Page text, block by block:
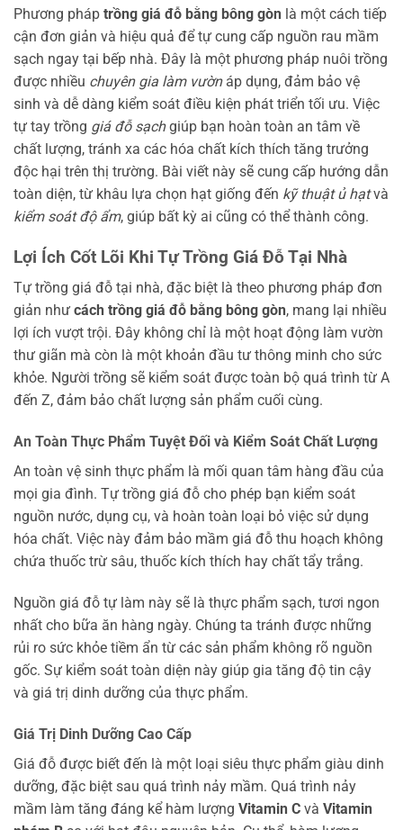
Phương pháp trồng giá đỗ bằng bông gòn là một cách tiếp
cận đơn giản và hiệu quả để tự cung cấp nguồn rau mầm
sạch ngay tại bếp nhà. Đây là một phương pháp nuôi trồng
được nhiều chuyên gia làm vườnáp dụng, đảm bảo vệ
sinh và dễ dàng kiểm soát điều kiện phát triển tối ưu. Việc
tự tay trồng giá đỗ sạchgiúp bạn hoàn toàn an tâm về
chất lượng, tránh xa các hóa chất kích thích tăng trưởng
độc hại trên thị trường. Bài viết này sẽ cung cấp hướng dẫn
toàn diện, từ khâu lựa chọn hạt giống đến kỹ thuật ủ hạtvà
kiểm soát độ ẩm, giúp bất kỳ ai cũng có thể thành công.
Lợi Ích Cốt Lõi Khi Tự Trồng Giá Đỗ Tại Nhà
Tự trồng giá đỗ tại nhà, đặc biệt là theo phương pháp đơn
giản như cách trồng giá đỗ bằng bông gòn, mang lại nhiều
lợi ích vượt trội. Đây không chỉ là một hoạt động làm vườn
thư giãn mà còn là một khoản đầu tư thông minh cho sức
khỏe. Người trồng sẽ kiểm soát được toàn bộ quá trình từ A
đến Z, đảm bảo chất lượng sản phẩm cuối cùng.
An Toàn Thực Phẩm Tuyệt Đối và Kiểm Soát Chất Lượng
An toàn vệ sinh thực phẩm là mối quan tâm hàng đầu của
mọi gia đình. Tự trồng giá đỗ cho phép bạn kiểm soát
nguồn nước, dụng cụ, và hoàn toàn loại bỏ việc sử dụng
hóa chất. Việc này đảm bảo mầm giá đỗ thu hoạch không
chứa thuốc trừ sâu, thuốc kích thích hay chất tẩy trắng.
Nguồn giá đỗ tự làm này sẽ là thực phẩm sạch, tươi ngon
nhất cho bữa ăn hàng ngày. Chúng ta tránh được những
rủi ro sức khỏe tiềm ẩn từ các sản phẩm không rõ nguồn
gốc. Sự kiểm soát toàn diện này giúp gia tăng độ tin cậy
và giá trị dinh dưỡng của thực phẩm.
Giá Trị Dinh Dưỡng Cao Cấp
Giá đỗ được biết đến là một loại siêu thực phẩm giàu dinh
dưỡng, đặc biệt sau quá trình nảy mầm. Quá trình nảy
mầm làm tăng đáng kể hàm lượng Vitamin C và Vitamin